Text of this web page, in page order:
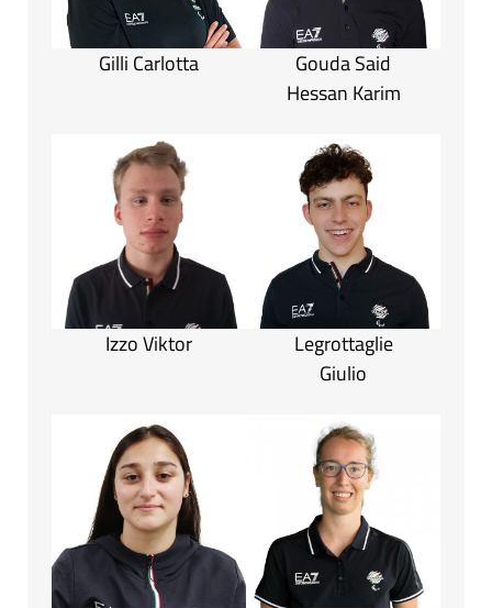
Gilli Carlotta
Gouda Said
Hessan Karim
Izzo Viktor
Legrottaglie
Giulio